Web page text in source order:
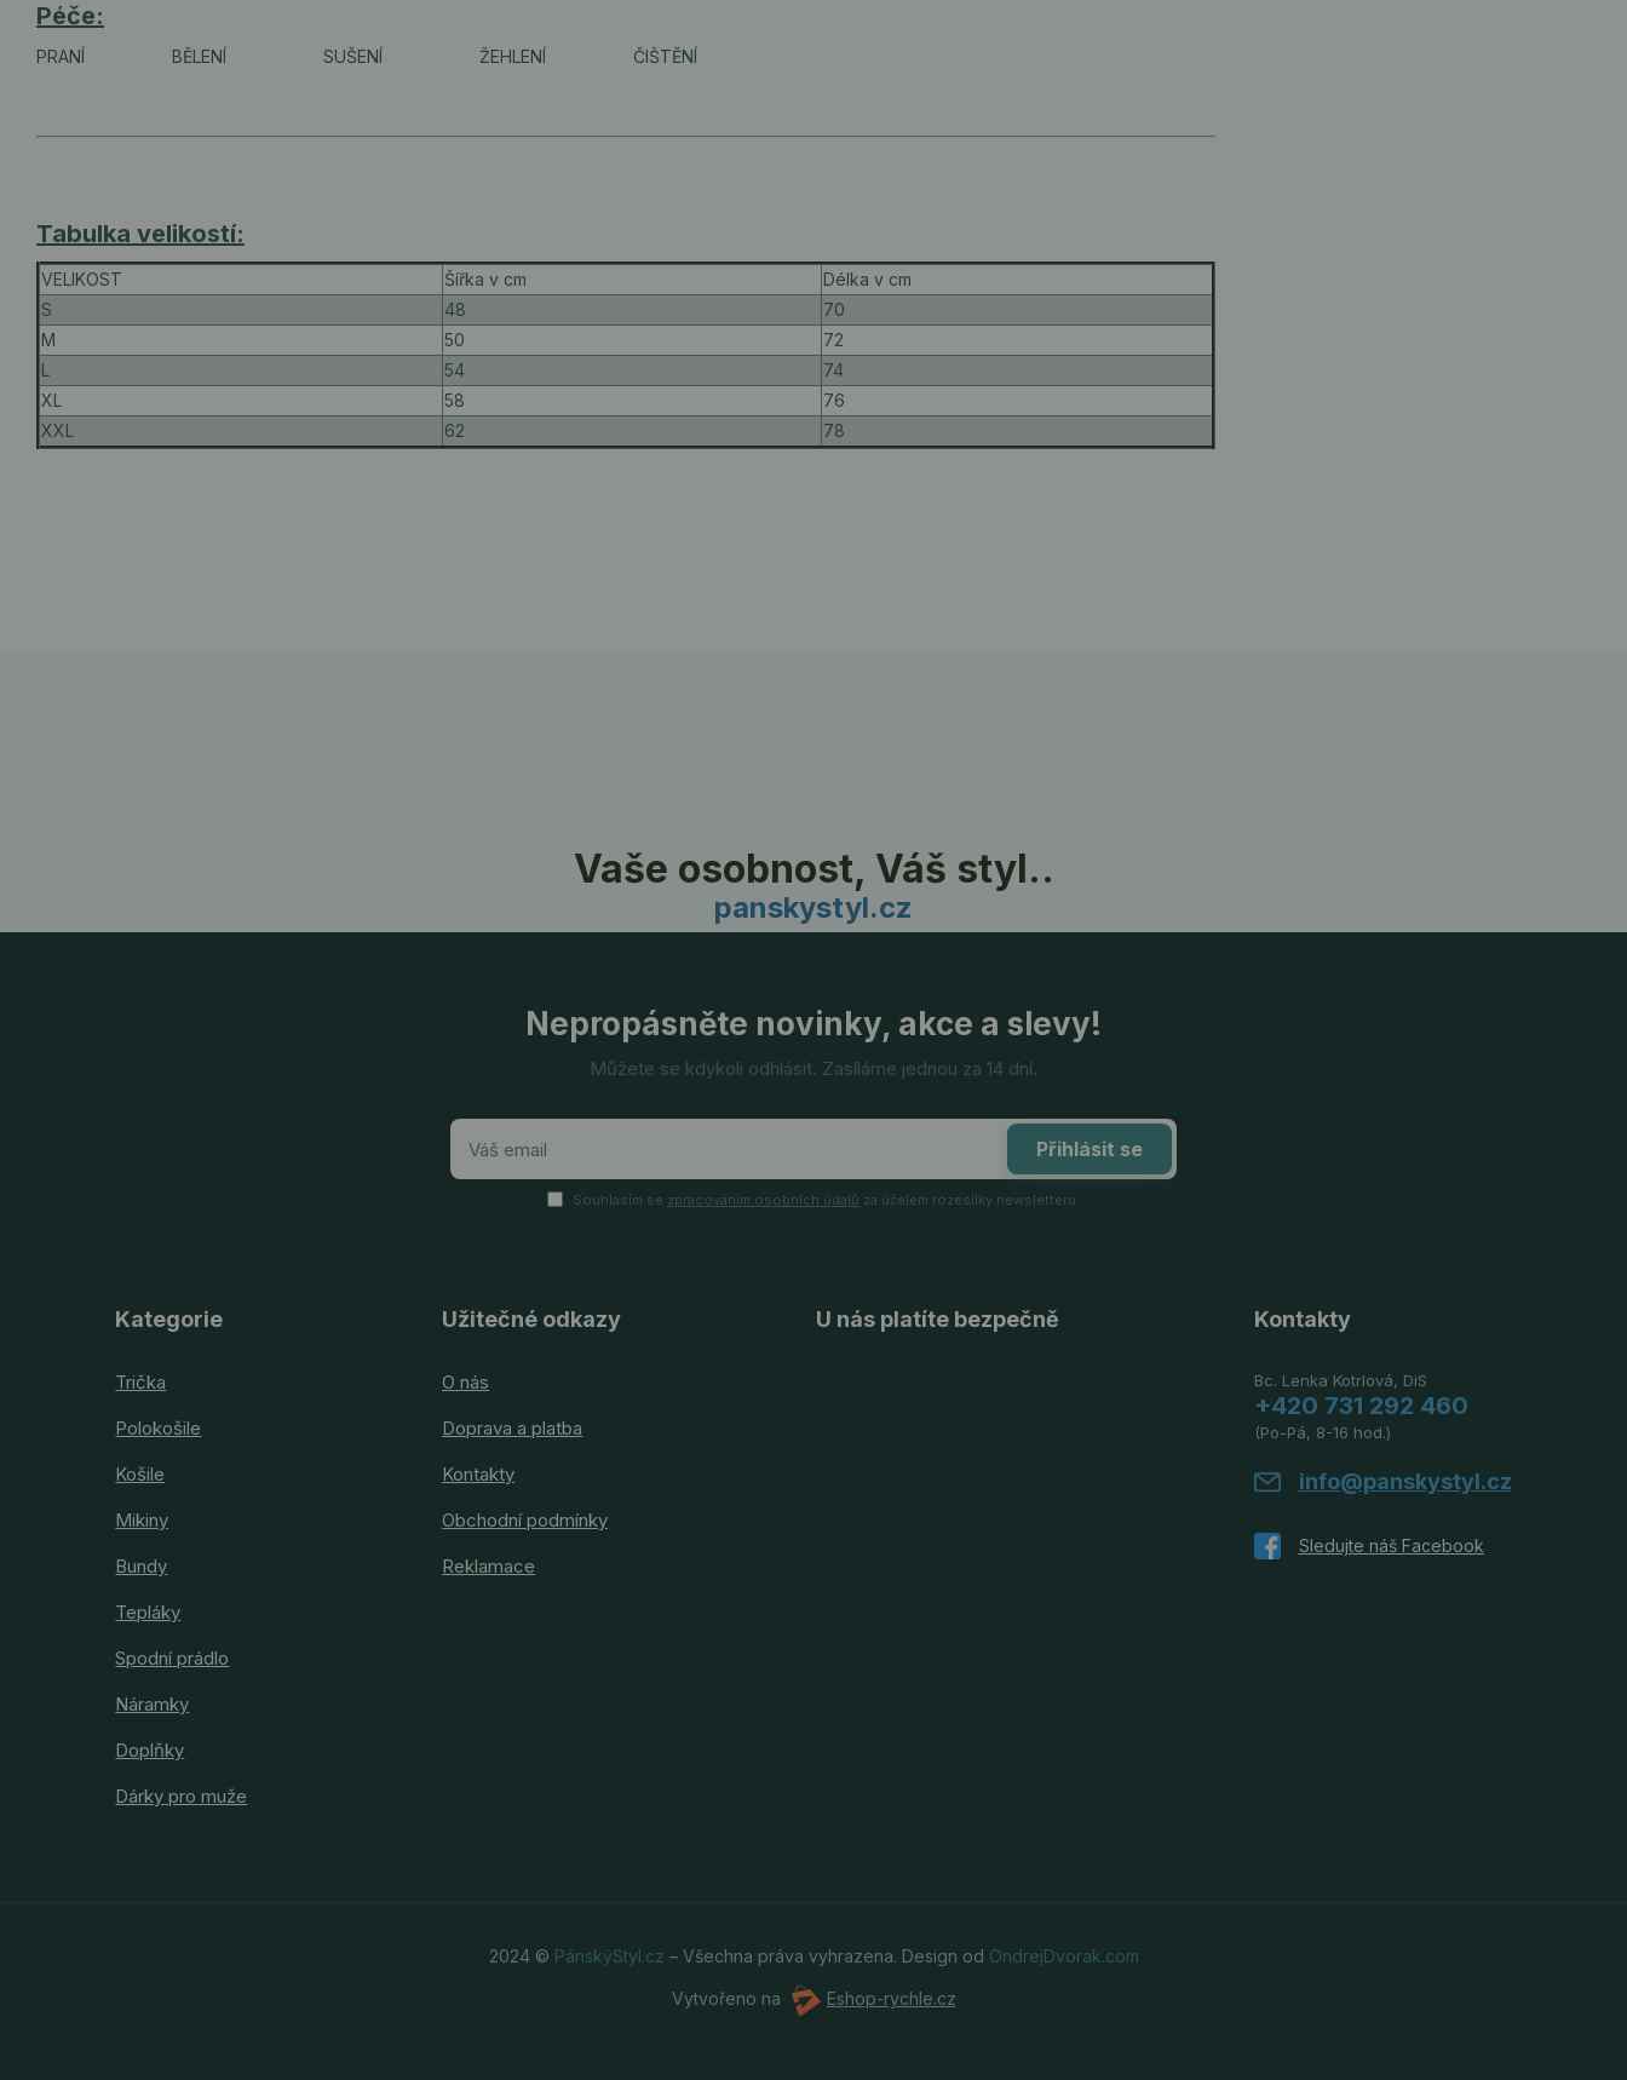
Péče:
PRANÍ BĚLENÍ SUŠENÍ ŽEHLENÍ ČIŠTĚNÍ
Tabulka velikostí:
VELIKOST Šířka v cm
Délka v cm
S
48
70
M
50
72
L
54
74
XL
58
76
XXL
62 78
Vaše osobnost, Váš styl..
panskystyl.cz
Nepropásněte novinky, akce a slevy!
Můžete se kdykoli odhlásit. Zasíláme jednou za 14 dní.
Přihlásit se
Souhlasím se zpracováním osobních údajů za účelem rozesílky newsletteru.
Kategorie
Trička
Polokošile
Košile
Mikiny
Bundy
Tepláky
Spodní prádlo
Náramky
Doplňky
Dárky pro muže
Užitečné odkazy
O nás
Doprava a platba
Kontakty
Obchodní podmínky
Reklamace
U nás platíte bezpečně Kontakty
Bc. Lenka Kotrlová, DiS
+420 731 292 460
(Po-Pá, 8-16 hod.)
info@panskystyl.cz
2024 © PánskýStyl.cz – Všechna práva vyhrazena. Design od OndrejDvorak.com
Vytvořeno na Eshop-rychle.cz